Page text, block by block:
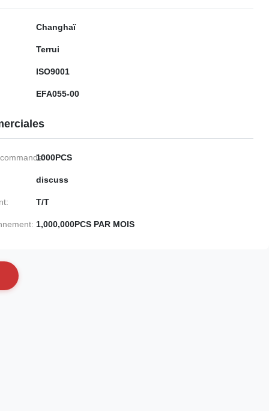
Changhaï
Terrui
ISO9001
EFA055-00
1000PCS
discuss
T/T
1,000,000PCS PAR MOIS